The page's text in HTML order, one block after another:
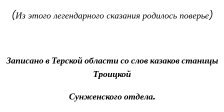
(Из этого легендарного сказания родилось поверье)
Записано в Терской области со слов казаков станицы
Троицкой
Сунженского отдела.